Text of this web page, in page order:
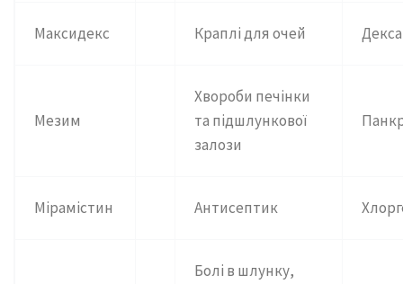
Максидекс Краплі для очей
Мезим
Хвороби печінки
та підшлункової
залози
Мірамістин Антисептик
Болі в шлунку,